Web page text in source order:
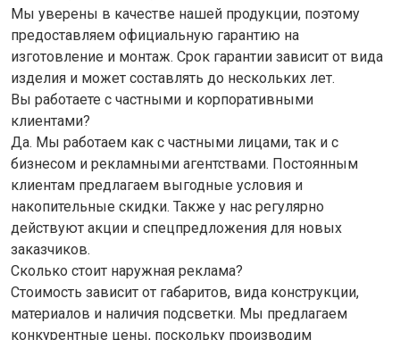
Мы уверены в качестве нашей продукции, поэтому
предоставляем официальную гарантию на
изготовление и монтаж. Срок гарантии зависит от вида
изделия и может составлять до нескольких лет.
Вы работаете с частными и корпоративными
клиентами?
Да. Мы работаем как с частными лицами, так и с
бизнесом и рекламными агентствами. Постоянным
клиентам предлагаем выгодные условия и
накопительные скидки. Также у нас регулярно
действуют акции и спецпредложения для новых
заказчиков.
Сколько стоит наружная реклама?
Стоимость зависит от габаритов, вида конструкции,
материалов и наличия подсветки. Мы предлагаем
конкурентные цены, поскольку производим